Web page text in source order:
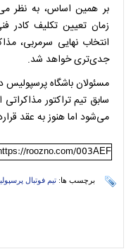
بر همین اساس، به نظر
زمان تعیین تکلیف
انتخاب نهایی سرمربی،
جدی‌تری خواهد شد.
مسئولان باشگاه پرسپولیس
سابق تیم تراکتور
می‌شود اما هنوز به عقد
roozno.com/003AEF
برچسب ها: تیم فوتبال